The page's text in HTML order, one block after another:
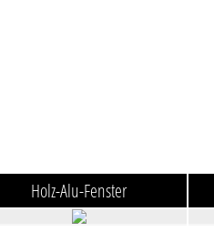
Holz-Alu-Fenster